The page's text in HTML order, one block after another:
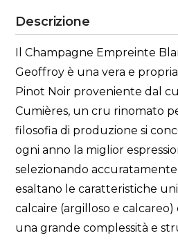
Descrizione
Il Champagne Empreinte
Geoffroy è una vera e propria
Pinot Noir proveniente dal
Cumières, un cru rinomato
filosofia di produzione si
ogni anno la miglior
selezionando
esaltano le caratteristiche
calcaire (argilloso e calcareo)
una grande complessità e